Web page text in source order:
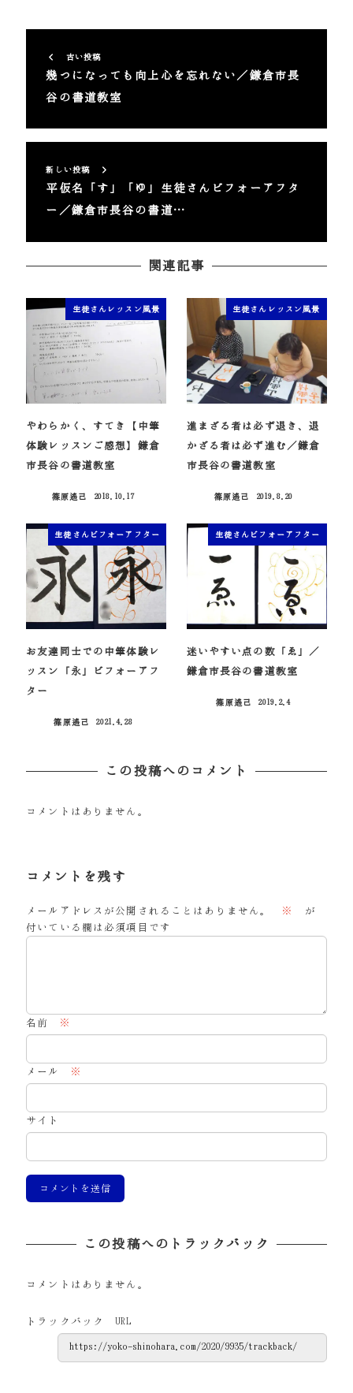
古い投稿
幾つになっても向上心を忘れない／鎌倉市長
谷の書道教室
新しい投稿
平仮名「す」「ゆ」生徒さんビフォーアフタ
ー／鎌倉市長谷の書道…
関連記事
生徒さんレッスン風景
やわらかく、すてき【中筆
体験レッスンご感想】鎌倉
市長谷の書道教室
篠原遙己
2018.10.17
生徒さんレッスン風景
進まざる者は必ず退き、退
かざる者は必ず進む／鎌倉
市長谷の書道教室
篠原遙己
2019.8.20
生徒さんビフォーアフター
お友達同士での中筆体験レ
ッスン「永」ビフォーアフ
ター
篠原遙己
2021.4.28
生徒さんビフォーアフター
迷いやすい点の数「ゑ」／
鎌倉市長谷の書道教室
篠原遙己
2019.2.4
この投稿へのコメント
コメントはありません。
コメントを残す
メールアドレスが公開されることはありません。 ※
が
付いている欄は必須項目です
名前 ※
メール ※
サイト
この投稿へのトラックバック
コメントはありません。
トラックバック URL